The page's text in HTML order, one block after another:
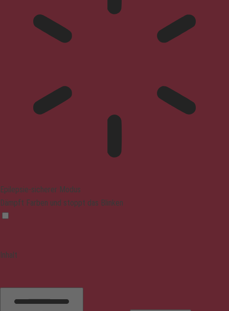
Epilepsie-sicherer Modus
Dämpft Farben und stoppt das Blinken
Inhalt